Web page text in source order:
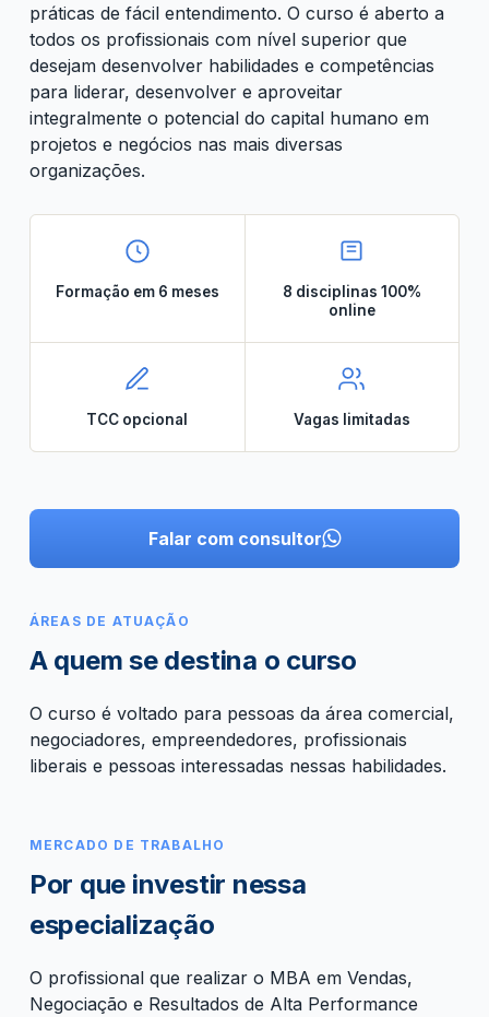
práticas de fácil entendimento. O curso é aberto a
todos os profissionais com nível superior que
desejam desenvolver habilidades e competências
para liderar, desenvolver e aproveitar
integralmente o potencial do capital humano em
projetos e negócios nas mais diversas
organizações.
Formação em 6 meses
8 disciplinas 100%
online
TCC opcional Vagas limitadas
Falar com consultor
ÁREAS DE ATUAÇÃO
A quem se destina o curso
O curso é voltado para pessoas da área comercial,
negociadores, empreendedores, profissionais
liberais e pessoas interessadas nessas habilidades.
MERCADO DE TRABALHO
Por que investir nessa
especialização
O profissional que realizar o MBA em Vendas,
Negociação e Resultados de Alta Performance